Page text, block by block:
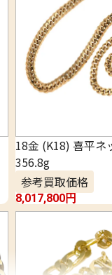
18金 (K18) 喜平ネ
356.8g
参考買取価格
8,017,800円